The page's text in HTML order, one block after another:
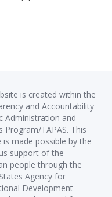
is created within the
and Accountability
Administration and
Program/TAPAS. This
is made possible by the
support of the
people through the
Agency for
Development